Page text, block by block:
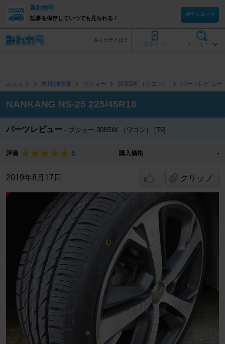
記事を保存していつでも見られる！
ダウンロード
メニュー
ログイン
みんカラとは？
みんカラ 車種別情報 プジョー 308SW （ワゴン） パーツレビュー
NANKANG NS-25 225/45R18
パーツレビュー プジョー 308SW （ワゴン） [T9]
評価 5 購入価格 -
2019年8月17日 クリップ